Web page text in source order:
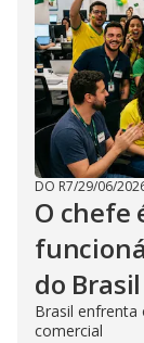
DO R7/29/06/
O chefe
do
Brasil enfrenta
comercial